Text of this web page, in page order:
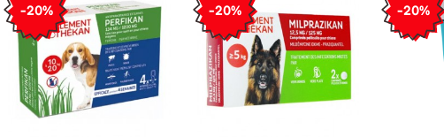
-20% -20% -20%